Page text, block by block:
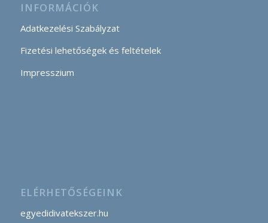
INFORMÁCIÓK
Adatkezelési Szabályzat
Fizetési lehetőségek és feltételek
Impresszium
ELÉRHETŐSÉGEINK
egyedidivatekszer.hu